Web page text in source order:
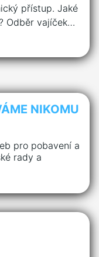
přístup. Jaké
Odběr vajíček…
NIKOMU
pro pobavení a
rady a